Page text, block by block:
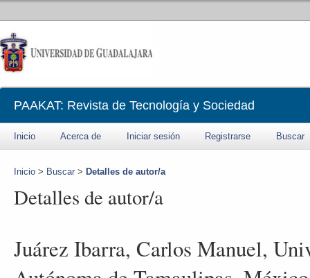
PAAKAT: Revista de Tecnología y Sociedad
Inicio Acerca de Iniciar sesión Registrarse Buscar
Inicio > Buscar > Detalles de autor/a
Detalles de autor/a
Juárez Ibarra, Carlos Manuel,